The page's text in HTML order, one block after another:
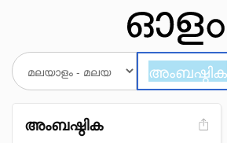
അംബഷ്ഠിക